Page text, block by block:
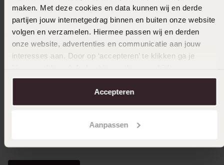
maken. Met deze cookies en data kunnen wij en derde
partijen jouw internetgedrag binnen en buiten onze website
volgen en verzamelen. Hiermee passen wij en derden
onze website, advertenties en communicatie aan jouw
interesses aan. Door op ‘accepteren’ te klikken ga je
aanpassen. Lees er meer over in onscookiebeleid.
Accepteren
Aanpassen
Direct naar
Over Lucardi
Klantendienst